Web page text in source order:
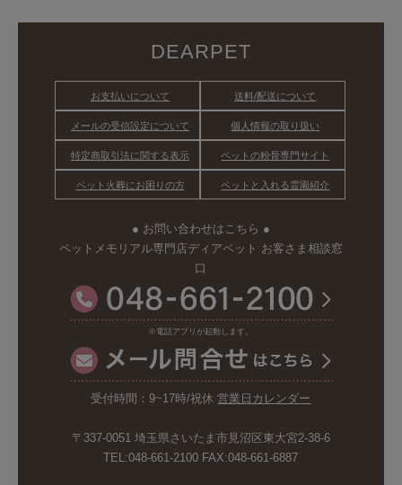
DEARPET
お支払いについて 送料/配送について
メールの受信設定について 個人情報の取り扱い
特定商取引法に関する表示 ペットの粉骨専門サイト
ペット火葬にお困りの方 ペットと入れる霊園紹介
● お問い合わせはこちら ●
ペットメモリアル専門店ディアペット お客さま相談窓
口
※電話アプリが起動します。
受付時間：9~17時/祝休営業日カレンダー
〒337-0051 埼玉県さいたま市見沼区東大宮2-38-6
TEL:048-661-2100 FAX:048-661-6887